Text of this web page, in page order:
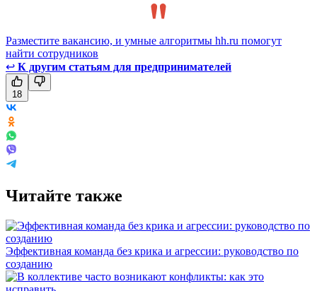
Разместите вакансию, и умные алгоритмы hh.ru помогут
найти сотрудников
↩ К другим статьям для предпринимателей
18
Читайте также
Эффективная команда без крика и агрессии: руководство по
созданию